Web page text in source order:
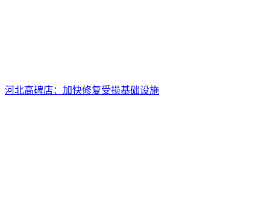
河北高碑店：加快修复受损基础设施